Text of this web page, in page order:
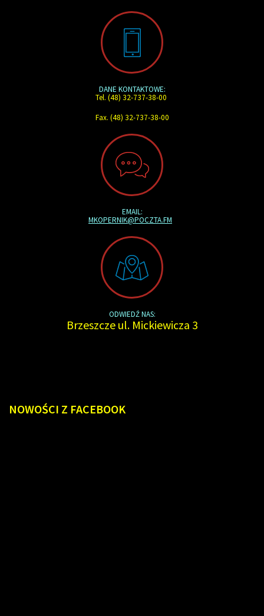
DANE KONTAKTOWE:
Tel. (48) 32-737-38-00
Fax. (48) 32-737-38-00
EMAIL:
MKOPERNIK@POCZTA.FM
ODWIEDŹ NAS:
Brzeszcze ul. Mickiewicza 3
NOWOŚCI Z FACEBOOK